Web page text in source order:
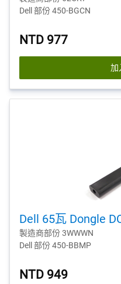
Dell 部份 450-BGCN
NTD 977
加
Dell 65瓦 Dongle
製造商部份 3WWWN
Dell 部份 450-BBMP
NTD 949